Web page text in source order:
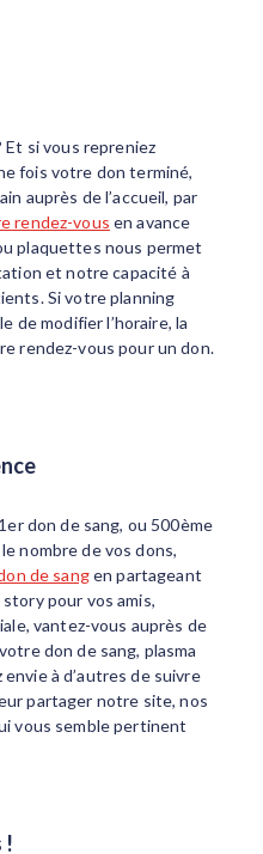
Et si vous repreniez
fois votre don terminé,
auprès de l’accueil, par
rendez-vous en avance
plaquettes nous permet
et notre capacité à
Si votre planning
de modifier l’horaire, la
rendez-vous pour un don.
don de sang, ou 500ème
nombre de vos dons,
de sangen partageant
pour vos amis,
vantez-vous auprès de
don de sang, plasma
à d’autres de suivre
partager notre site, nos
vous semble pertinent
!